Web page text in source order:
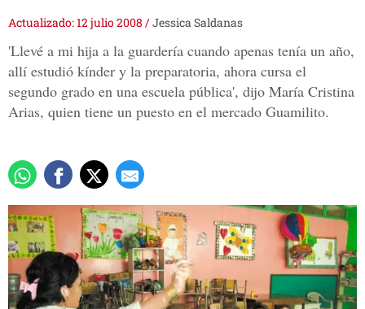
Actualizado: 12 julio 2008 /Jessica Saldanas
'Llevé a mi hija a la guardería cuando apenas tenía un año,
allí estudió kínder y la preparatoria, ahora cursa el
segundo grado en una escuela pública', dijo María Cristina
Arias, quien tiene un puesto en el mercado Guamilito.